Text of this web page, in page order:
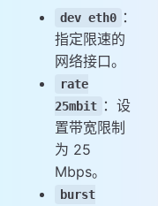
dev eth0 ：
指定限速的
网络接口。
rate
25mbit ：设
置带宽限制
为 25
Mbps。
burst